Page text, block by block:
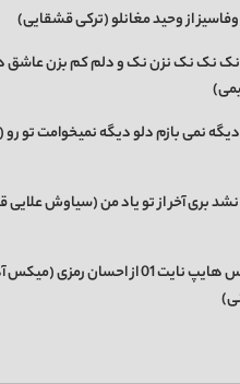
از وحید مغانلو (ترکی قشقایی)
نک نک نک نزن نک و دلم کم بزن عاشق
نمی بازم دلو دیگه نمیخوامت تو
بری آخر از تو یاد من (سیاوش
دانلود ریمیکس هایپ نایت 01 از احسان